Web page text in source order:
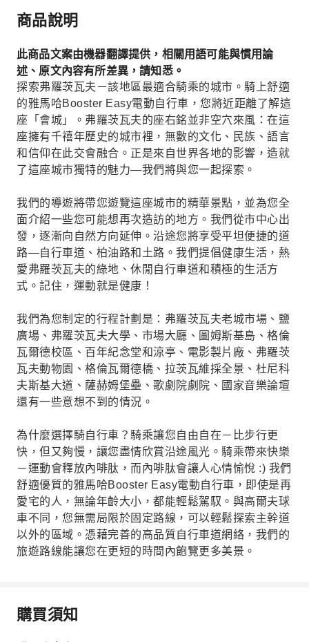
商品說明
此商品文案由機器翻譯提供，相關用語可能與慣用論
述、原文內容有所差異，請知悉。
探索弗羅茨瓦夫－該地區最適合騎乘的城市。騎上舒適
的雅馬哈Booster Easy電動自行車，您將近距離了解這
座「會城」。弗羅茨瓦夫的座右銘並非空穴來風：在這
座擁有千禧年歷史的城市裡，無數的文化、民族、語言
和信仰在此交會融合。正是來自世界各地的影響，造就
了這座城市獨特的魅力—我們將與您一起探索。
我們的導遊將帶您遊覽這座城市的精華景點，並為您全
面介紹一些您可能想再次造訪的地方。我們從市中心出
發，逐漸向自然方向延伸。沿途您將享受平坦便捷的道
路—自行車道、柏油路和土路。我們提倡健康生活，熱
愛弗羅茨瓦夫的綠地、休閒自行車道和積極的生活方
式。記住，運動就是健康！
我們為您制定的行程計劃是：弗羅茨瓦夫老城市場、鹽
廣場、弗羅茨瓦夫大學、市場大廳、圖姆斯基島、格倫
瓦爾德校區、百年紀念堂和涼亭、電影製片廠、弗羅茨
瓦夫動物園、格倫瓦爾德橋、拉茨瓦維採全景、杜尼科
夫斯基大道、薩赫姆堡壘、歌劇院劇院、國家音樂論壇
還有一些意想不到的情況。
為什麼選擇騎自行車？騎乘讓您自由自在－比步行更
快，但又夠慢，讓您盡情欣賞沿途風光。騎乘帶來快樂
－運動會釋放內啡肽，而內啡肽會讓人心情愉悅 :) 我們
舒適優質的雅馬哈Booster Easy電動自行車，即使是再
愛宅的人，無論年齡大小，都能輕鬆駕馭。與高爾夫球
車不同，您無需局限於固定路線，可以輕鬆探索主幹道
以外的區域。憑藉完善的高品質自行車道網絡，我們的
旅遊路線能讓您在更短的時間內飽覽更多美景。
購買須知